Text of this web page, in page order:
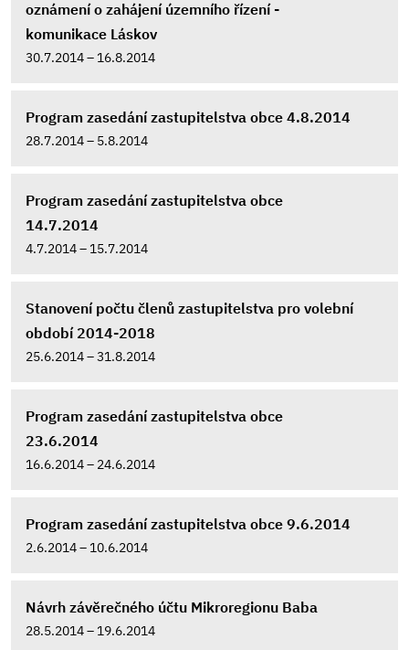
oznámení o zahájení územního řízení -
komunikace Láskov
30.7.2014 – 16.8.2014
Program zasedání zastupitelstva obce 4.8.2014
28.7.2014 – 5.8.2014
Program zasedání zastupitelstva obce
14.7.2014
4.7.2014 – 15.7.2014
Stanovení počtu členů zastupitelstva pro volební
období 2014-2018
25.6.2014 – 31.8.2014
Program zasedání zastupitelstva obce
23.6.2014
16.6.2014 – 24.6.2014
Program zasedání zastupitelstva obce 9.6.2014
2.6.2014 – 10.6.2014
Návrh závěrečného účtu Mikroregionu Baba
28.5.2014 – 19.6.2014